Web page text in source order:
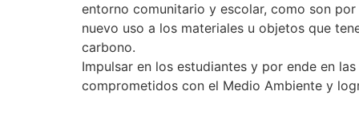
entorno comunitario y escolar, como son
nuevo uso a los materiales u objetos que
carbono.
Impulsar en los estudiantes y por ende en
comprometidos con el Medio Ambiente y